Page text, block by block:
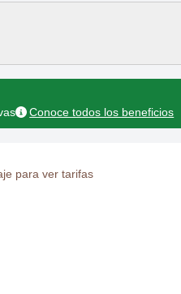
Conoce todos los beneficios
para ver tarifas